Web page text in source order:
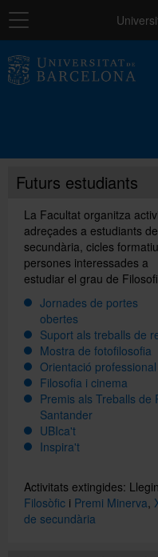
Navegació
Futurs estudiants
La Facultat organitza
adreçades a estudiants de
secundària, cicles
persones interessades a
estudiar el grau de
Jornades de portes
obertes
Suport als treballs de
Mostra de fotofilosofia
Orientació professional
Filosofia i cinema
Premis als Treballs de
Santander
UBIca't
Inspira't
Activitats extingides:
Filosòfic i Premi Minerva
de secundària